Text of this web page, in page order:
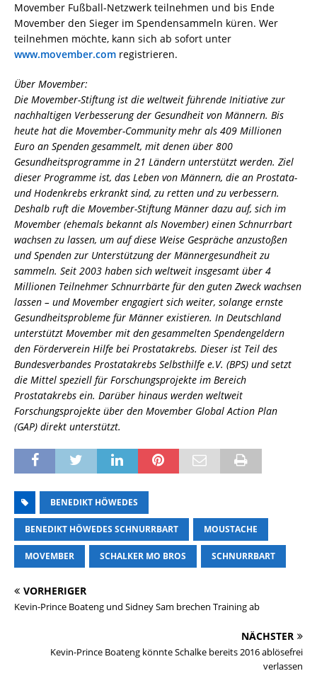
Movember Fußball-Netzwerk teilnehmen und bis Ende
Movember den Sieger im Spendensammeln küren. Wer
teilnehmen möchte, kann sich ab sofort unter
www.movember.com registrieren.
Über Movember:
Die Movember-Stiftung ist die weltweit führende Initiative zur
nachhaltigen Verbesserung der Gesundheit von Männern. Bis
heute hat die Movember-Community mehr als 409 Millionen
Euro an Spenden gesammelt, mit denen über 800
Gesundheitsprogramme in 21 Ländern unterstützt werden. Ziel
dieser Programme ist, das Leben von Männern, die an Prostata-
und Hodenkrebs erkrankt sind, zu retten und zu verbessern.
Deshalb ruft die Movember-Stiftung Männer dazu auf, sich im
Movember (ehemals bekannt als November) einen Schnurrbart
wachsen zu lassen, um auf diese Weise Gespräche anzustoßen
und Spenden zur Unterstützung der Männergesundheit zu
sammeln. Seit 2003 haben sich weltweit insgesamt über 4
Millionen Teilnehmer Schnurrbärte für den guten Zweck wachsen
lassen – und Movember engagiert sich weiter, solange ernste
Gesundheitsprobleme für Männer existieren. In Deutschland
unterstützt Movember mit den gesammelten Spendengeldern
den Förderverein Hilfe bei Prostatakrebs. Dieser ist Teil des
Bundesverbandes Prostatakrebs Selbsthilfe e.V. (BPS) und setzt
die Mittel speziell für Forschungsprojekte im Bereich
Prostatakrebs ein. Darüber hinaus werden weltweit
Forschungsprojekte über den Movember Global Action Plan
(GAP) direkt unterstützt.
BENEDIKT HÖWEDES
BENEDIKT HÖWEDES SCHNURRBART MOUSTACHE
MOVEMBER SCHALKER MO BROS SCHNURRBART
VORHERIGER
Kevin-Prince Boateng und Sidney Sam brechen Training ab
NÄCHSTER
Kevin-Prince Boateng könnte Schalke bereits 2016 ablösefrei
verlassen